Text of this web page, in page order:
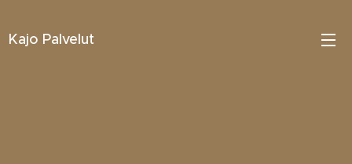
Kajo Palvelut